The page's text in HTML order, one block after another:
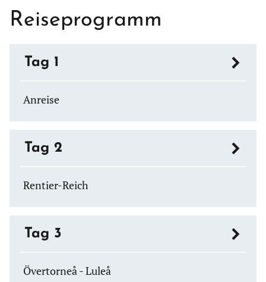
Reiseprogramm
Tag 1
Anreise
Tag 2
Rentier-Reich
Tag 3
Övertorneå - Luleå